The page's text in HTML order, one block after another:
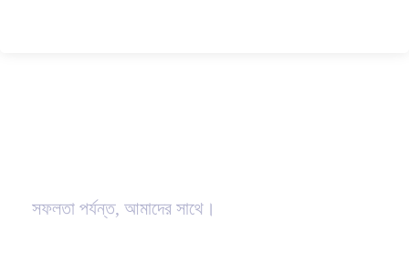
সফলতা পর্যন্ত, আমাদের সাথে।